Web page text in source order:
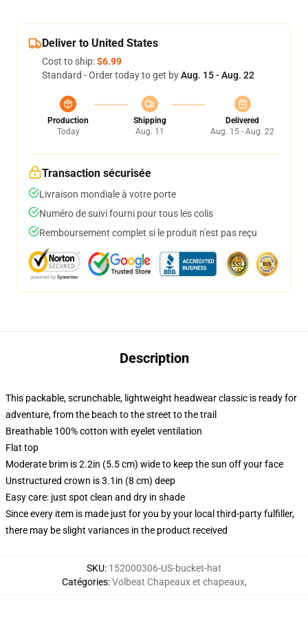
Deliver to United States
Cost to ship:$6.99
Standard - Order today to get byAug. 15 - Aug. 22
Production
Today
Shipping
Aug. 11
Delivered
Aug. 15 - Aug. 22
Transaction sécurisée
Livraison mondiale à votre porte
Numéro de suivi fourni pour tous les colis
Remboursement complet si le produit n'est pas reçu
Description
This packable, scrunchable, lightweight headwear classic is ready for
adventure, from the beach to the street to the trail
Breathable 100% cotton with eyelet ventilation
Flat top
Moderate brim is 2.2in (5.5 cm) wide to keep the sun off your face
Unstructured crown is 3.1in (8 cm) deep
Easy care: just spot clean and dry in shade
Since every item is made just for you by your local third-party fulfiller,
there may be slight variances in the product received
SKU: 152000306-US-bucket-hat
Catégories:Volbeat Chapeaux et chapeaux,